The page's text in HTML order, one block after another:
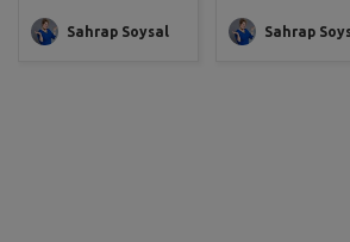
Sahrap Soysal Sahrap